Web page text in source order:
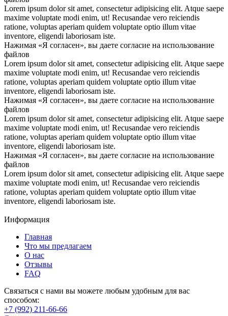
Lorem ipsum dolor sit amet, consectetur adipisicing elit. Atque saepe
maxime voluptate modi enim, ut! Recusandae vero reiciendis
ratione, voluptas aperiam quidem voluptate optio illum vitae
inventore, eligendi laboriosam iste.
Нажимая «Я согласен», вы даете согласие на использование
файлов
Lorem ipsum dolor sit amet, consectetur adipisicing elit. Atque saepe
maxime voluptate modi enim, ut! Recusandae vero reiciendis
ratione, voluptas aperiam quidem voluptate optio illum vitae
inventore, eligendi laboriosam iste.
Нажимая «Я согласен», вы даете согласие на использование
файлов
Lorem ipsum dolor sit amet, consectetur adipisicing elit. Atque saepe
maxime voluptate modi enim, ut! Recusandae vero reiciendis
ratione, voluptas aperiam quidem voluptate optio illum vitae
inventore, eligendi laboriosam iste.
Нажимая «Я согласен», вы даете согласие на использование
файлов
Lorem ipsum dolor sit amet, consectetur adipisicing elit. Atque saepe
maxime voluptate modi enim, ut! Recusandae vero reiciendis
ratione, voluptas aperiam quidem voluptate optio illum vitae
inventore, eligendi laboriosam iste.
Информация
Главная
Что мы предлагаем
О нас
Отзывы
FAQ
Связаться с нами вы можете любым удобным для вас
способом:
+7 (992) 211-66-66